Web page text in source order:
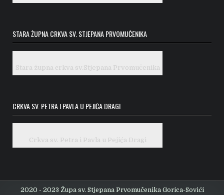
STARA ŽUPNA CRKVA SV. STJEPANA PRVOMUČENIKA
Stara župna crkva sv.Stjepana Prvomučenika
CRKVA SV. PETRA I PAVLA U PEJIĆA DRAGI
Crkva sv. Petra i Pavla u Pejića Dragi
2020 - 2023 Župa sv. Stjepana Prvomučenika Gorica-Sovići